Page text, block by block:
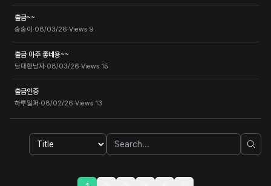
출금~~
숭숭이·08/03/26·Views 9
출금 아주 좋네용~~
담대한남자·08/03/26·Views 15
출금인증
하루일퍼·08/02/26·Views 13